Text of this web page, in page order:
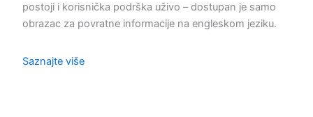
postoji i korisnička podrška uživo – dostupan je samo
obrazac za povratne informacije na engleskom jeziku.
Saznajte više